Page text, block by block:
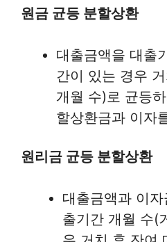
원금 균등 분할상환
대출금액을 대출
간이 있는 경우
개월 수)로 균등
할상환금과 이자
원리금 균등 분할상환
대출금액과 이
출기간 개월 수(